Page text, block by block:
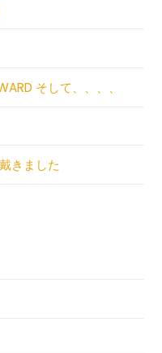
そして、、、、
きました